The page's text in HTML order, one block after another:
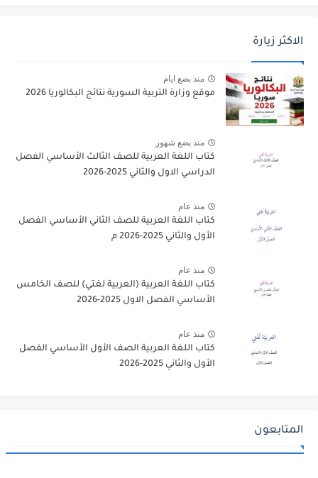
الاكثر زيارة
منذ بضع ايام
موقع وزارة التربية السورية نتائج البكالوريا 2026
منذ بضع شهور
كتاب اللغة العربية للصف الثالث الأساسي الفصل
الدراسي الاول والثاني 2025-2026
منذ عام
كتاب اللغة العربية للصف الثاني الأساسي الفصل
الأول والثاني 2025-2026 م
منذ عام
كتاب اللغة العربية (العربية لغتي) للصف الخامس
الأساسي الفصل الاول 2025-2026
منذ عام
كتاب اللغة العربية الصف الأول الأساسي الفصل
الأول والثاني 2025-2026
المتابعون